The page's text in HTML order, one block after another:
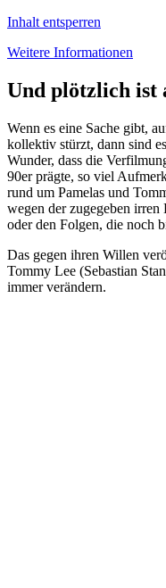
Inhalt entsperren
Weitere Informationen
Und plötzlich ist
Wenn es eine Sache gibt,
kollektiv stürzt, dann sind
Wunder, dass die
90er prägte, so viel
rund um Pamelas und
wegen der zugegeben
oder den Folgen, die noch
Das gegen ihren Willen
Tommy Lee (Sebastian
immer verändern.